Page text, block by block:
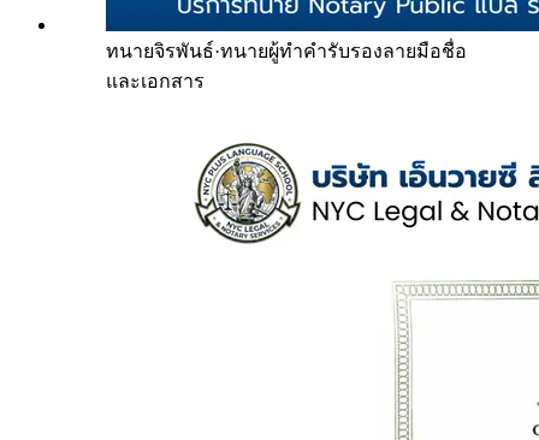
ทนายจิรพันธ์·ทนายผู้ทำคำรับรองลายมือชื่อ
และเอกสาร